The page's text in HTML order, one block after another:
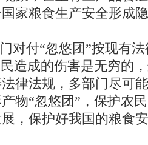
家粮食生产安全形成
对付“忽悠团”按现有
造成的伤害是无穷的
律法规，多部门尽可
物“忽悠团”，保护农
，保护好我国的粮食